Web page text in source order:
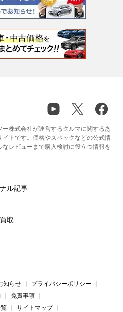
株式会社が運営するクルマに関するあ
イトです。価格やスペックなどの公式情
レビューまで購入検討に役立つ情報を
ル記事
取
知らせ
プライバシーポリシー
免責事項
サイトマップ